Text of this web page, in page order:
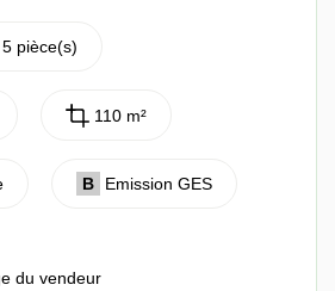
5 pièce(s)
110 m²
B Emission GES
du vendeur